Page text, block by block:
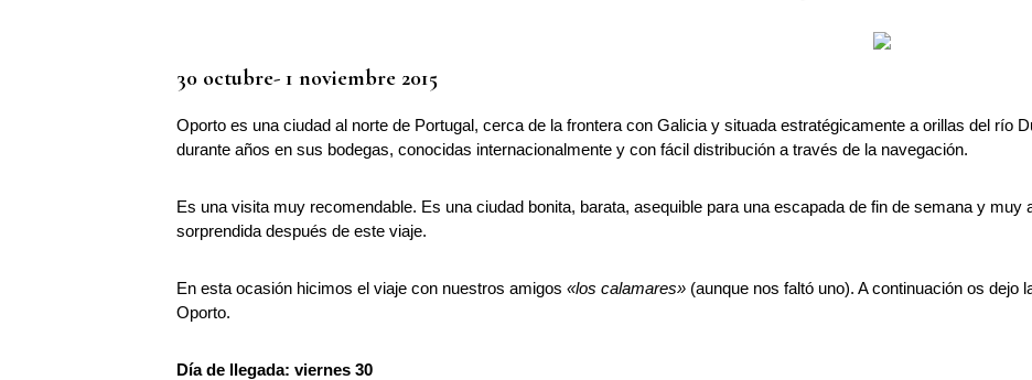
30 octubre- 1 noviembre 2015
Oporto es una ciudad al norte de Portugal, cerca de la frontera con Galicia y situada estratégicamente a orillas del río
durante años en sus bodegas, conocidas internacionalmente y con fácil distribución a través de la navegación.
Es una visita muy recomendable. Es una ciudad bonita, barata, asequible para una escapada de fin de semana y muy
sorprendida después de este viaje.
En esta ocasión hicimos el viaje con nuestros amigos «los calamares» (aunque nos faltó uno). A continuación os dejo
Oporto.
Día de llegada: viernes 30